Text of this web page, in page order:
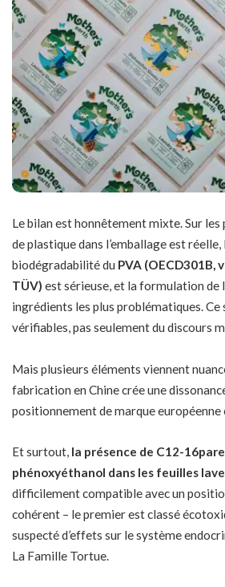
Le bilan est honnêtement mixte. Sur les
de plastique dans l’emballage est
biodégradabilité du PVA (OECD301B,
TÜV) est sérieuse, et la formulation de
ingrédients les plus problématiques. Ce
vérifiables, pas seulement du discours
Mais plusieurs éléments viennent
fabrication en Chine crée une
positionnement de marque européenne
Et surtout, la présence de C12-
phénoxyéthanol dans les feuilles
difficilement compatible avec un
cohérent – le premier est classé
suspecté d’effets sur le système
La Famille Tortue.